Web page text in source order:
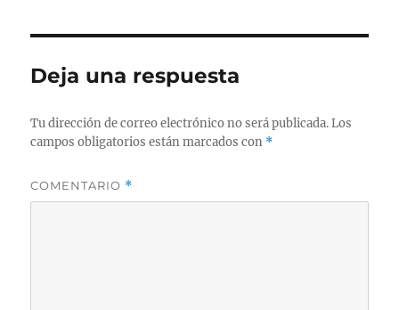
Deja una respuesta
Tu dirección de correo electrónico no será publicada. Los
campos obligatorios están marcados con *
COMENTARIO *